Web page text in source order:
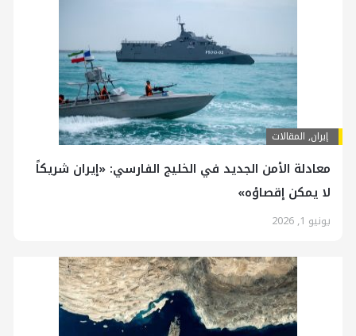
إيران, المقالات
معادلة الأمن الجديد في الخليج الفارسي: «إيران شريكاً
لا يمكن إقصاؤه»
يونيو 1, 2026